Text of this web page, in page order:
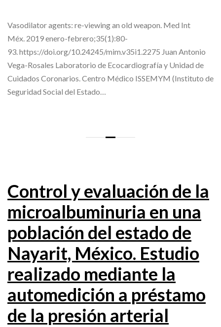
Vasodilator agents: re-viewing an old weapon. Med Int
Méx. 2019 enero-febrero;35(1):80-
93. https://doi.org/10.24245/mim.v35i1.2275 Juan Antonio
Vega-Rosales Laboratorio de Ecocardiografía y Unidad de
Cuidados Coronarios. Centro Médico ISSEMYM (Instituto de
Seguridad Social del Estado…
Control y evaluación de la
microalbuminuria en una
población del estado de
Nayarit, México. Estudio
realizado mediante la
automedición a préstamo
de la presión arterial